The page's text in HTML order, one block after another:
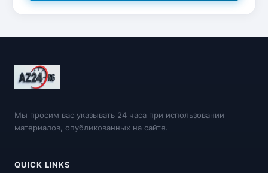
Мы просим вас указывать 24 часа при использовании
материалов, опубликованных на сайте.
QUICK LINKS